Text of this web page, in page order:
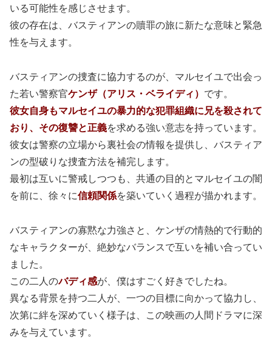
いる可能性を感じさせます。
彼の存在は、バスティアンの贖罪の旅に新たな意味と緊急
性を与えます。
バスティアンの捜査に協力するのが、マルセイユで出会っ
た若い警察官ケンザ（アリス・ベライディ） です。
彼女自身もマルセイユの暴力的な犯罪組織に兄を殺されて
おり、その復讐と正義を求める強い意志を持っています。
彼女は警察の立場から裏社会の情報を提供し、バスティア
ンの型破りな捜査方法を補完します。
最初は互いに警戒しつつも、共通の目的とマルセイユの闇
を前に、徐々に信頼関係を築いていく過程が描かれます。
バスティアンの寡黙な力強さと、ケンザの情熱的で行動的
なキャラクターが、絶妙なバランスで互いを補い合ってい
ました。
この二人のバディ感が、僕はすごく好きでしたね。
異なる背景を持つ二人が、一つの目標に向かって協力し、
次第に絆を深めていく様子は、この映画の人間ドラマに深
みを与えています。